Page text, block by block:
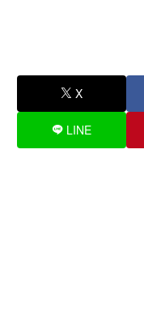
X
LINE